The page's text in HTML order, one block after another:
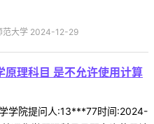
范大学 2024-12-29
理科目 是不允许使用计算
学院提问人:13***77时间:2024-